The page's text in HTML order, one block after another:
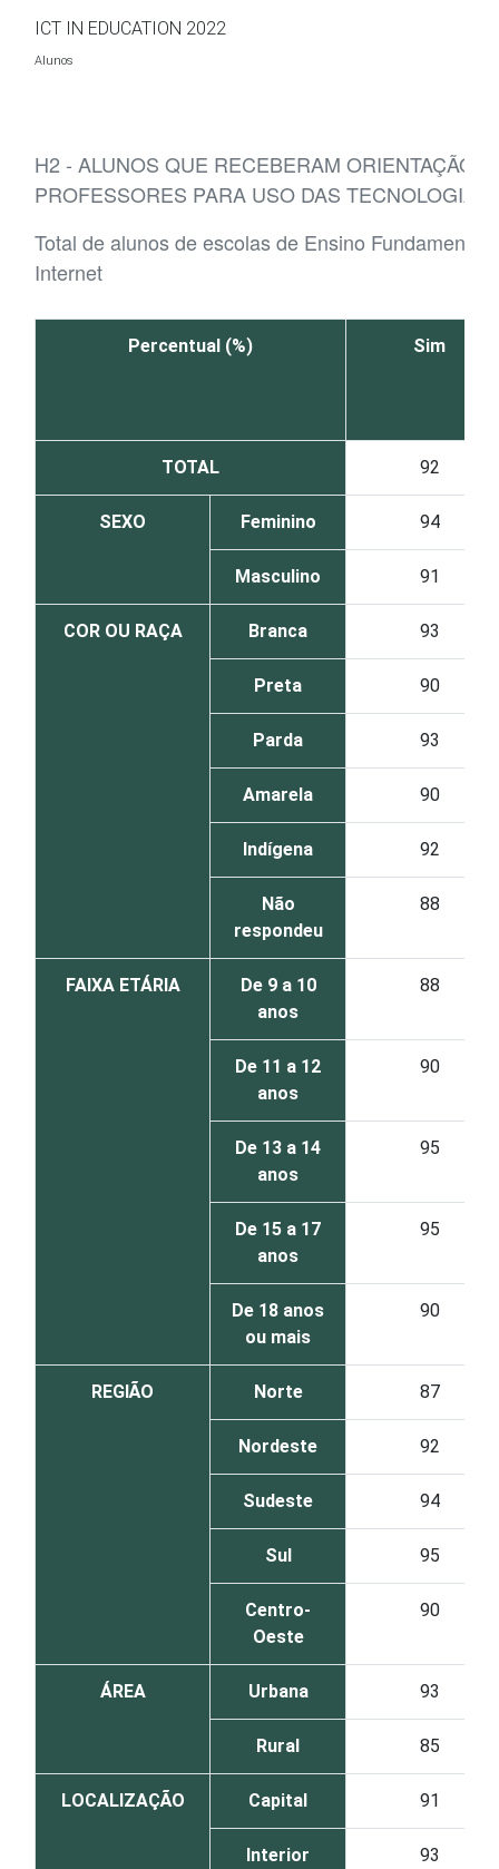
ICT IN EDUCATION 2022
Alunos
H2 - ALUNOS QUE RECEBERAM ORIENTAÇÃO
PROFESSORES PARA USO DAS TECNOLOGIAS
Total de alunos de escolas de Ensino Fundamental
Internet
Percentual (%) Sim
TOTAL 92
SEXO Feminino 94
Masculino 91
COR OU RAÇA Branca 93
Preta 90
Parda 93
Amarela 90
Indígena 92
Não
respondeu
88
FAIXA ETÁRIA
De 9 a 10
anos
88
De 11 a 12
anos
90
De 13 a 14
anos
95
De 15 a 17
anos
95
De 18 anos
ou mais
90
REGIÃO Norte 87
Nordeste 92
Sudeste 94
Sul 95
Centro-
Oeste
90
ÁREA Urbana 93
Rural 85
LOCALIZAÇÃO Capital 91
Interior 93